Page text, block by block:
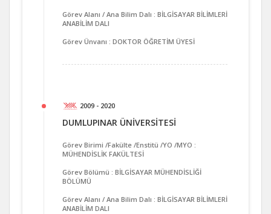
Görev Alanı / Ana Bilim Dalı : BİLGİSAYAR BİLİMLERİ
ANABİLİM DALI
Görev Ünvanı : DOKTOR ÖĞRETİM ÜYESİ
2009 - 2020
DUMLUPINAR ÜNİVERSİTESİ
Görev Birimi /Fakülte /Enstitü /YO /MYO :
MÜHENDİSLİK FAKÜLTESİ
Görev Bölümü : BİLGİSAYAR MÜHENDİSLİĞİ
BÖLÜMÜ
Görev Alanı / Ana Bilim Dalı : BİLGİSAYAR BİLİMLERİ
ANABİLİM DALI